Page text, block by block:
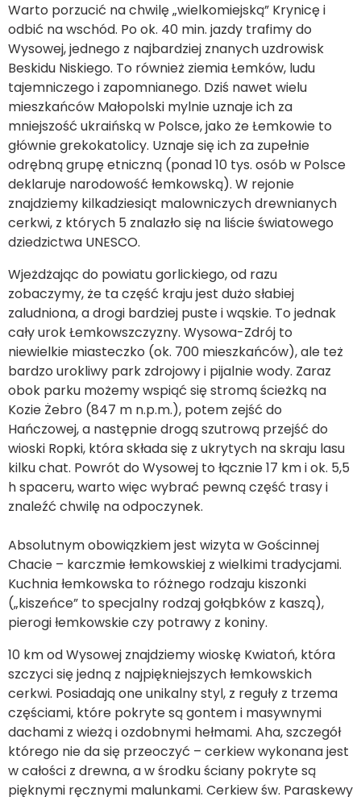
Warto porzucić na chwilę „wielkomiejską” Krynicę i
odbić na wschód. Po ok. 40 min. jazdy trafimy do
Wysowej, jednego z najbardziej znanych uzdrowisk
Beskidu Niskiego. To również ziemia Łemków, ludu
tajemniczego i zapomnianego. Dziś nawet wielu
mieszkańców Małopolski mylnie uznaje ich za
mniejszość ukraińską w Polsce, jako że Łemkowie to
głównie grekokatolicy. Uznaje się ich za zupełnie
odrębną grupę etniczną (ponad 10 tys. osób w Polsce
deklaruje narodowość łemkowską). W rejonie
znajdziemy kilkadziesiąt malowniczych drewnianych
cerkwi, z których 5 znalazło się na liście światowego
dziedzictwa UNESCO.
Wjeżdżając do powiatu gorlickiego, od razu
zobaczymy, że ta część kraju jest dużo słabiej
zaludniona, a drogi bardziej puste i wąskie. To jednak
cały urok Łemkowszczyzny. Wysowa-Zdrój to
niewielkie miasteczko (ok. 700 mieszkańców), ale też
bardzo urokliwy park zdrojowy i pijalnie wody. Zaraz
obok parku możemy wspiąć się stromą ścieżką na
Kozie Żebro (847 m n.p.m.), potem zejść do
Hańczowej, a następnie drogą szutrową przejść do
wioski Ropki, która składa się z ukrytych na skraju lasu
kilku chat. Powrót do Wysowej to łącznie 17 km i ok. 5,5
h spaceru, warto więc wybrać pewną część trasy i
znaleźć chwilę na odpoczynek.
Absolutnym obowiązkiem jest wizyta w Gościnnej
Chacie – karczmie łemkowskiej z wielkimi tradycjami.
Kuchnia łemkowska to różnego rodzaju kiszonki
(„kiszeńce” to specjalny rodzaj gołąbków z kaszą),
pierogi łemkowskie czy potrawy z koniny.
10 km od Wysowej znajdziemy wioskę Kwiatoń, która
szczyci się jedną z najpiękniejszych łemkowskich
cerkwi. Posiadają one unikalny styl, z reguły z trzema
częściami, które pokryte są gontem i masywnymi
dachami z wieżą i ozdobnymi hełmami. Aha, szczegół
którego nie da się przeoczyć – cerkiew wykonana jest
w całości z drewna, a w środku ściany pokryte są
pięknymi ręcznymi malunkami. Cerkiew św. Paraskewy